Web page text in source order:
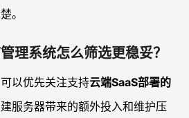
。
理系统怎么筛选更稳妥？
以优先关注支持云端SaaS部署的
服务器带来的额外投入和维护压